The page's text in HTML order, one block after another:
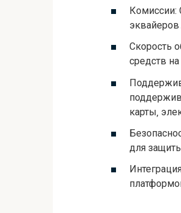
Комиссии:
Скорость
средств
карты‚
для